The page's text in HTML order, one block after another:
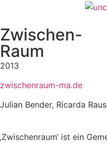
Zwischen-
Raum
2013
zwischenraum-ma.de
Julian Bender, Ricarda
‚Zwischenraum‘ ist ein